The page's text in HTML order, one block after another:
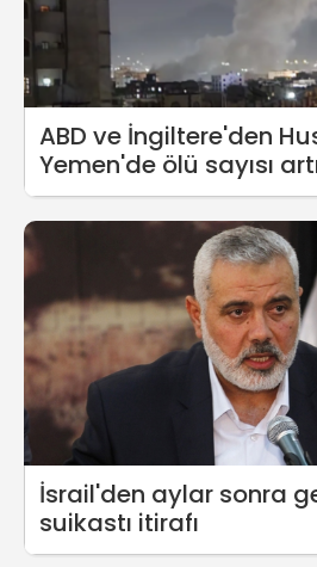
ABD ve İngiltere'den
Yemen'de ölü sayısı
İsrail'den aylar sonra
suikastı itirafı